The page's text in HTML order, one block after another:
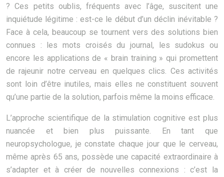
? Ces petits oublis, fréquents avec l’âge, suscitent une
inquiétude légitime : est-ce le début d’un déclin inévitable ?
Face à cela, beaucoup se tournent vers des solutions bien
connues : les mots croisés du journal, les sudokus ou
encore les applications de « brain training » qui promettent
de rajeunir notre cerveau en quelques clics. Ces activités
sont loin d’être inutiles, mais elles ne constituent souvent
qu’une partie de la solution, parfois même la moins efficace.
L’approche scientifique de la stimulation cognitive est plus
nuancée et bien plus puissante. En tant que
neuropsychologue, je constate chaque jour que le cerveau,
même après 65 ans, possède une capacité extraordinaire à
s’adapter et à créer de nouvelles connexions : c’est la